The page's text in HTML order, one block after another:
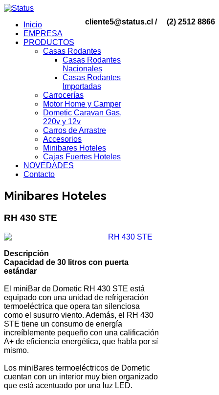
cliente5@status.cl / (2) 2512 8866
Inicio
EMPRESA
PRODUCTOS
Casas Rodantes
Casas Rodantes
Nacionales
Casas Rodantes
Importadas
Carrocerías
Motor Home y Camper
Dometic Caravan Gas,
220v y 12v
Carros de Arrastre
Accesorios
Minibares Hoteles
Cajas Fuertes Hoteles
NOVEDADES
Contacto
Minibares Hoteles
RH 430 STE
Descripción
Capacidad de 30 litros con puerta
estándar
El miniBar de Dometic RH 430 STE está
equipado con una unidad de refrigeración
termoeléctrica que opera tan silenciosa
como el susurro viento. Además, el RH 430
STE tiene un consumo de energía
increíblemente pequeño con una calificación
A+ de eficiencia energética, que habla por sí
mismo.
Los miniBares termoeléctricos de Dometic
cuentan con un interior muy bien organizado
que está acentuado por una luz LED.